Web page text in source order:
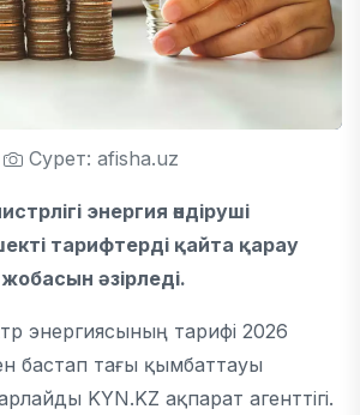
Сурет: afisha.uz
энергия өндіруші
тарифтерді қайта қарау
әзірледі.
энергиясының тарифі 2026
бастап тағы қымбаттауы
KYN.KZ ақпарат агенттігі.